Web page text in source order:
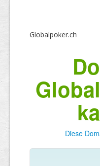
Globalpoker.ch
Diese